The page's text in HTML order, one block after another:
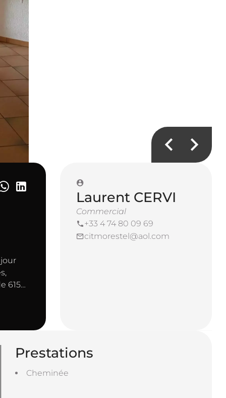
615
Laurent CERVI
Commercial
+33 4 74 80 09 69
citmorestel@aol.com
Prestations
Cheminée